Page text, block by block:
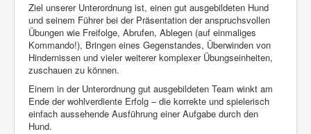
Ziel unserer Unterordnung ist, einen gut ausgebildeten Hund
und seinem Führer bei der Präsentation der anspruchsvollen
Übungen wie Freifolge, Abrufen, Ablegen (auf einmaliges
Kommando!), Bringen eines Gegenstandes, Überwinden von
Hindernissen und vieler weiterer komplexer Übungseinheiten,
zuschauen zu können.
Einem in der Unterordnung gut ausgebildeten Team winkt am
Ende der wohlverdiente Erfolg – die korrekte und spielerisch
einfach aussehende Ausführung einer Aufgabe durch den
Hund.